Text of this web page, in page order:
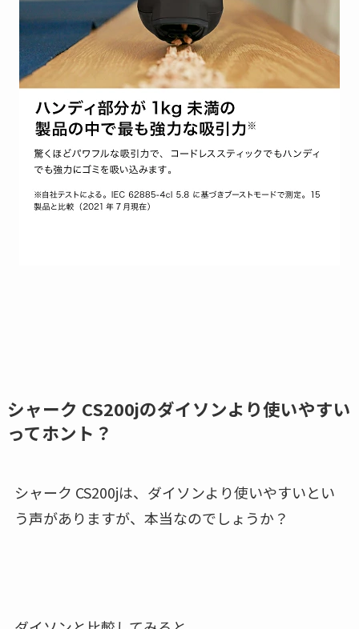
シャーク CS200jのダイソンより使いやすい
ってホント？
シャーク CS200jは、ダイソンより使いやすいとい
う声がありますが、本当なのでしょうか？